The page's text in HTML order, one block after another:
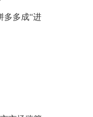
多多成“进